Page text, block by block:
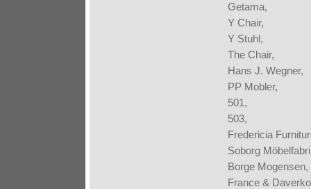
Getama,
Y Chair,
Y Stuhl,
The Chair,
Hans J. Wegner,
PP Mobler,
501,
503,
Fredericia
Soborg
Borge Mogensen,
France &